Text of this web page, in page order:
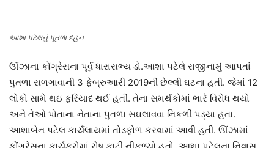
આશા પટેલનું પૂતળા દહન
ઊંઝાના કોંગ્રેસના પૂર્વ ધારાસભ્ય ડો.આશા પટેલે રાજીનામું આપતાં
પુતળા સળગાવાની 3 ફેબ્રુઆરી 2019ની છેલ્લી ઘટના હતી. જેમાં 12
લોકો સામે થઇ ફરિયાદ થઈ હતી. તેના સમર્થકોમાં ભારે વિરોધ થયો
અને તેઓ પોતાના નેતાના પુતળા સઘલાવવા નિકળી પડ્યા હતા.
આશાબેન પટેલ કાર્યલાયમાં તોડફોળ કરવામાં આવી હતી. ઊંઝામાં